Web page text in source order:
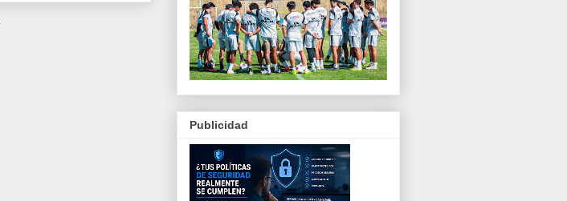
Publicidad